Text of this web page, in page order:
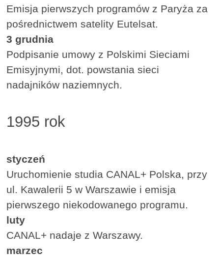
Emisja pierwszych programów z Paryża za
pośrednictwem satelity Eutelsat.
3 grudnia
Podpisanie umowy z Polskimi Sieciami
Emisyjnymi, dot. powstania sieci
nadajników naziemnych.
1995 rok
styczeń
Uruchomienie studia CANAL+ Polska, przy
ul. Kawalerii 5 w Warszawie i emisja
pierwszego niekodowanego programu.
luty
CANAL+ nadaje z Warszawy.
marzec